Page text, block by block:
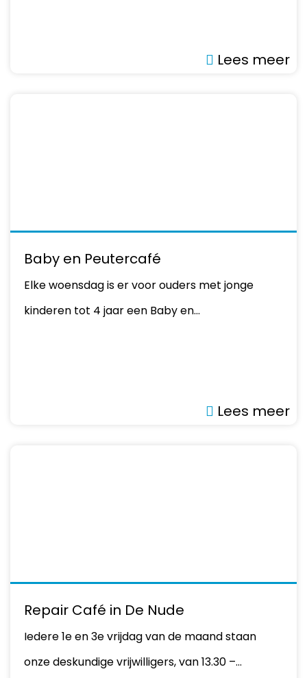
Lees meer
Baby en Peutercafé
Elke woensdag is er voor ouders met jonge
kinderen tot 4 jaar een Baby en…
Lees meer
Repair Café in De Nude
Iedere 1e en 3e vrijdag van de maand staan
onze deskundige vrijwilligers, van 13.30 –…